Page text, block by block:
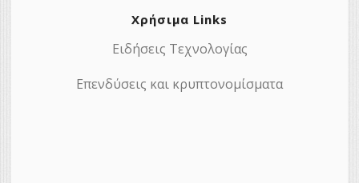
Χρήσιμα Links
Ειδήσεις Τεχνολογίας
Επενδύσεις και κρυπτονομίσματα